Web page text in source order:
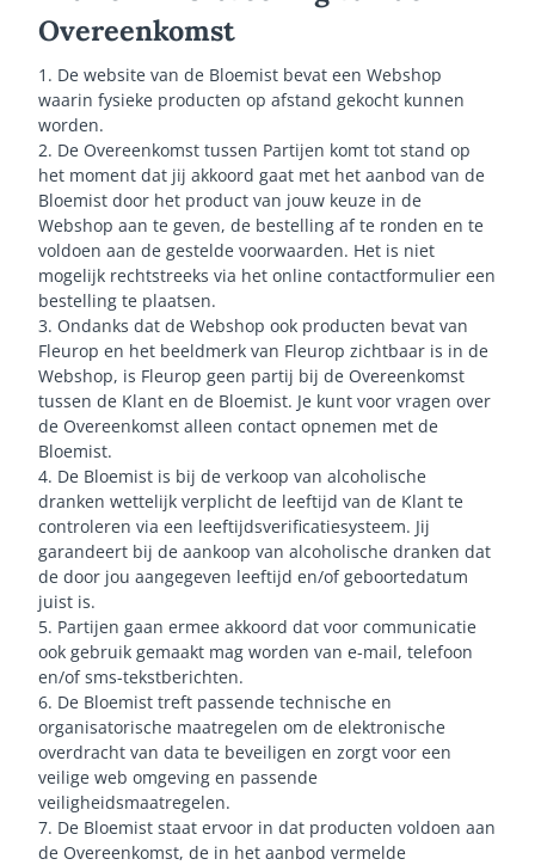
Overeenkomst
1. De website van de Bloemist bevat een Webshop
waarin fysieke producten op afstand gekocht kunnen
worden.
2. De Overeenkomst tussen Partijen komt tot stand op
het moment dat jij akkoord gaat met het aanbod van de
Bloemist door het product van jouw keuze in de
Webshop aan te geven, de bestelling af te ronden en te
voldoen aan de gestelde voorwaarden. Het is niet
mogelijk rechtstreeks via het online contactformulier een
bestelling te plaatsen.
3. Ondanks dat de Webshop ook producten bevat van
Fleurop en het beeldmerk van Fleurop zichtbaar is in de
Webshop, is Fleurop geen partij bij de Overeenkomst
tussen de Klant en de Bloemist. Je kunt voor vragen over
de Overeenkomst alleen contact opnemen met de
Bloemist.
4. De Bloemist is bij de verkoop van alcoholische
dranken wettelijk verplicht de leeftijd van de Klant te
controleren via een leeftijdsverificatiesysteem. Jij
garandeert bij de aankoop van alcoholische dranken dat
de door jou aangegeven leeftijd en/of geboortedatum
juist is.
5. Partijen gaan ermee akkoord dat voor communicatie
ook gebruik gemaakt mag worden van e-mail, telefoon
en/of sms-tekstberichten.
6. De Bloemist treft passende technische en
organisatorische maatregelen om de elektronische
overdracht van data te beveiligen en zorgt voor een
veilige web omgeving en passende
veiligheidsmaatregelen.
7. De Bloemist staat ervoor in dat producten voldoen aan
de Overeenkomst, de in het aanbod vermelde